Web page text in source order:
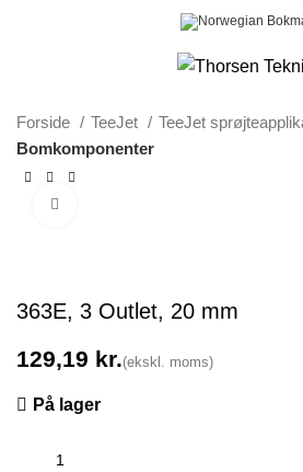
Forside TeeJet
TeeJet
Bomkomponenter
363E, 3 Outlet, 20 mm
kr.
På lager